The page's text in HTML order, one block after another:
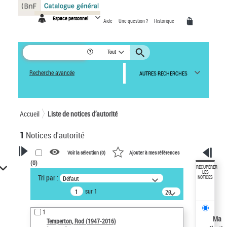
Espace personnel Aide Une question ? Historique
Tout
Recherche avancée AUTRES RECHERCHES
Accueil Liste de notices d’autorité
1 Notices d'autorité
VOTRE RECHERCHE
Recherche avancée dans les
notices d’autorité
Œuvres liées à l'auteur :
Temperton, Rod (1947-2016)
Voir la sélection (0) Ajouter à mes références
(0)
Tri par : Défaut
sur 1
20
résultats/page
1
Temperton, Rod (1947-2016)
RÉCUPÉRER
LES
NOTICES
Ma
Panneau de gestion des cookies